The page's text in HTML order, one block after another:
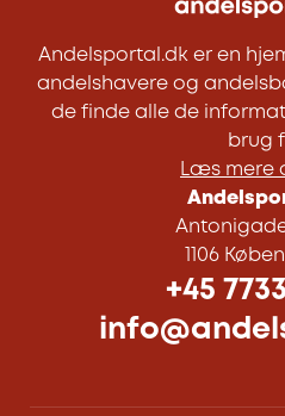
Andelsportal.dk er en
andelshavere og
de finde alle de
brug
Læs mere
Antonigade
1106
+45